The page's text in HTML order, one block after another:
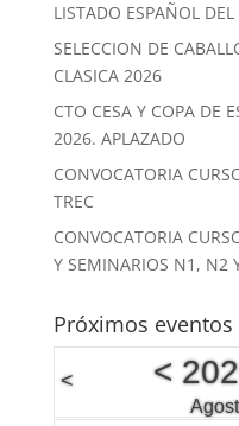
LISTADO ESPAÑOL
SELECCION DE
CLASICA 2026
CTO CESA Y COPA DE
2026. APLAZADO
CONVOCATORIA
TREC
CONVOCATORIA
Y SEMINARIOS N1, N2
Próximos eventos
< <